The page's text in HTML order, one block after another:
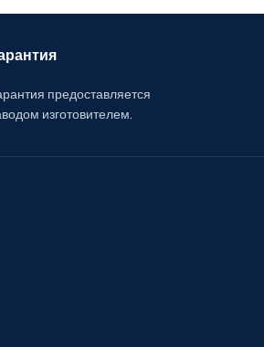
предоставляется
изготовителем.